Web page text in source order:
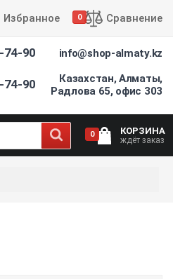
Избранное 0 Сравнение
74-90
74-90
info@shop-almaty.kz
Казахстан, Алматы,
Радлова 65, офис 303
0 КОРЗИНА
ждёт заказ